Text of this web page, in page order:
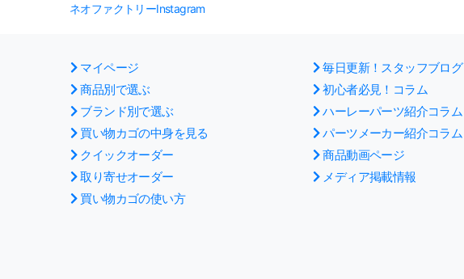
ネオファクトリーInstagram
マイページ
商品別で選ぶ
ブランド別で選ぶ
買い物カゴの中身を見る
クイックオーダー
取り寄せオーダー
買い物カゴの使い方
毎日更新！スタッフブログ
初心者必見！コラム
ハーレーパーツ紹介コラム
パーツメーカー紹介コラム
商品動画ページ
メディア掲載情報